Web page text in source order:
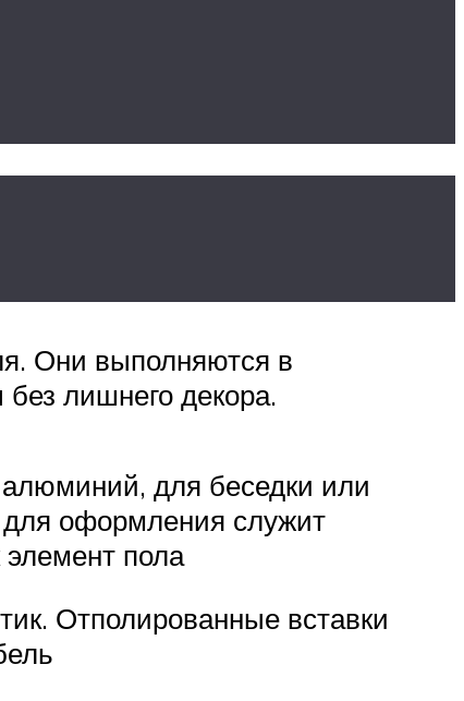
Они выполняются в
лишнего декора.
для беседки или
оформления служит
элемент пола
Отполированные вставки